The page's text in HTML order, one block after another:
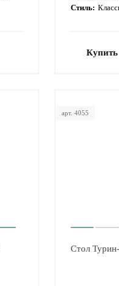
Стиль:
Купить
арт. 4055
Стол